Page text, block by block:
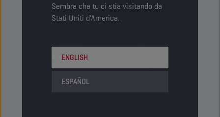
Sembra che tu ci stia visitando da
Stati Uniti d'America.
ENGLISH
ESPAÑOL